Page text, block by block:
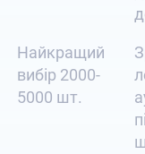
Найкращий
вибір 2000-
5000 шт.